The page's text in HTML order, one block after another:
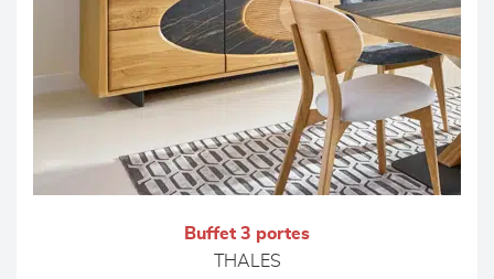
Buffet 3 portes
THALES